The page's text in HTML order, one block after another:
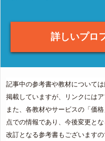
詳しいプロ
記事中の参考書や教材について
掲載していますが、リンクには
また、各教材やサービスの「価
点での情報であり、今後変更と
改訂となる参考書もございます